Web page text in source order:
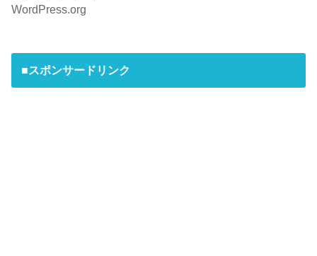
WordPress.org
■スポンサードリンク